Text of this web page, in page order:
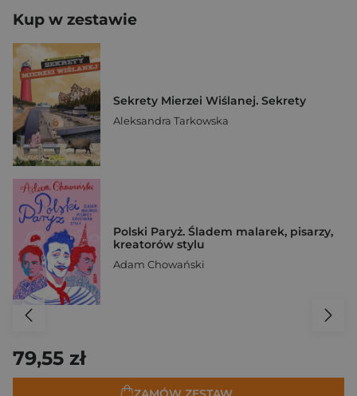
Kup w zestawie
Sekrety Mierzei Wiślanej. Sekrety
Aleksandra Tarkowska
Polski Paryż. Śladem malarek, pisarzy,
kreatorów stylu
Adam Chowański
79,55 zł